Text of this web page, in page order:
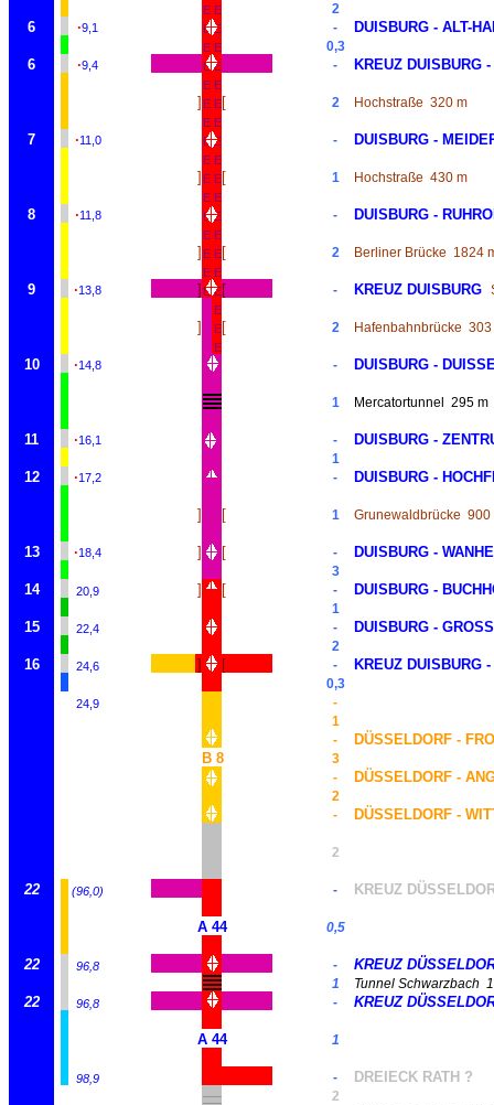
E E 2
6 ·9,1 E E - DUISBURG - ALT-
E E 0,3
6 ·9,4 E E - KREUZ DUISBURG -
E E
] E E[ 2 Hochstraße 320 m
E E
7 ·11,0 E E - DUISBURG -
E E
] E E[ 1 Hochstraße 430 m
E E
8 ·11,8 E E - DUISBURG -
E E
] E E[ 2 Berliner Brücke 1824
E E
9 ·13,8 ] E E[ - KREUZ DUISBURG
E
] E[ 2 Hafenbahnbrücke 303
E
10 ·14,8 - DUISBURG -
1 Mercatortunnel 295 m
11 ·16,1 - DUISBURG -
1
12 ·17,2 - DUISBURG -
] [ 1 Grunewaldbrücke 900
13 ·18,4 ] [ - DUISBURG -
3
14 20,9 ] [ - DUISBURG -
1
15 22,4 - DUISBURG -
2
16 24,6 ] [ - KREUZ DUISBURG
0,3
24,9
-
1
-
DÜSSELDORF -
B 8
3
-
DÜSSELDORF -
2
-
DÜSSELDORF -
2
22 (96,0) - KREUZ
A 44 0,5
22 96,8 - KREUZ
1 Tunnel Schwarzbach
22 96,8 - KREUZ
A 44 1
98,9 - DREIECK RATH ?
2